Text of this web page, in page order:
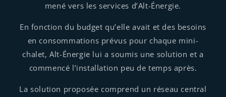
mené vers les services d’Alt-Énergie.
En fonction du budget qu’elle avait et des besoins
en consommations prévus pour chaque mini-
chalet, Alt-Énergie lui a soumis une solution et a
commencé l’installation peu de temps après.
La solution proposée comprend un réseau central